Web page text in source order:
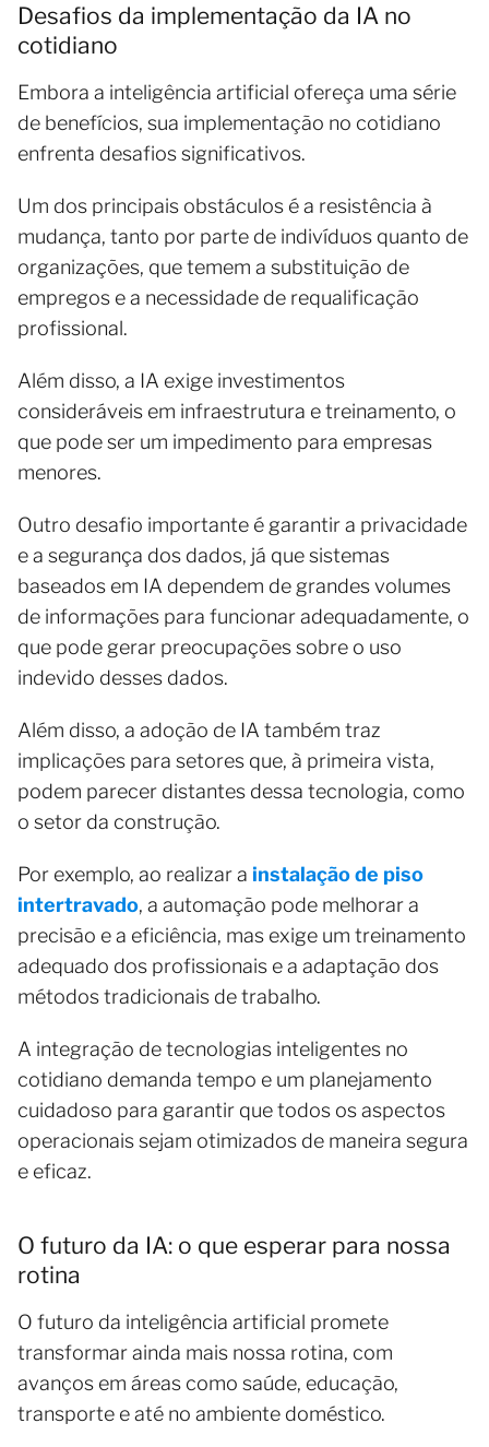
Desafios da implementação da IA no
cotidiano
Embora a inteligência artificial ofereça uma série
de benefícios, sua implementação no cotidiano
enfrenta desafios significativos.
Um dos principais obstáculos é a resistência à
mudança, tanto por parte de indivíduos quanto de
organizações, que temem a substituição de
empregos e a necessidade de requalificação
profissional.
Além disso, a IA exige investimentos
consideráveis em infraestrutura e treinamento, o
que pode ser um impedimento para empresas
menores.
Outro desafio importante é garantir a privacidade
e a segurança dos dados, já que sistemas
baseados em IA dependem de grandes volumes
de informações para funcionar adequadamente, o
que pode gerar preocupações sobre o uso
indevido desses dados.
Além disso, a adoção de IA também traz
implicações para setores que, à primeira vista,
podem parecer distantes dessa tecnologia, como
o setor da construção.
Por exemplo, ao realizar a instalação de piso
intertravado, a automação pode melhorar a
precisão e a eficiência, mas exige um treinamento
adequado dos profissionais e a adaptação dos
métodos tradicionais de trabalho.
A integração de tecnologias inteligentes no
cotidiano demanda tempo e um planejamento
cuidadoso para garantir que todos os aspectos
operacionais sejam otimizados de maneira segura
e eficaz.
O futuro da IA: o que esperar para nossa
rotina
O futuro da inteligência artificial promete
transformar ainda mais nossa rotina, com
avanços em áreas como saúde, educação,
transporte e até no ambiente doméstico.